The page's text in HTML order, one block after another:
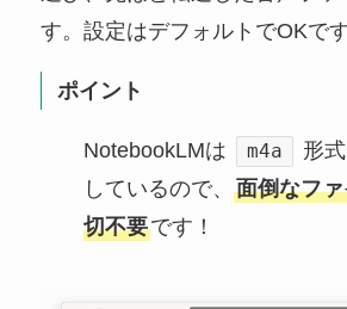
す。設定はデフォルトでOKです
ポイント
NotebookLMは m4a
形
しているので、 面倒なフ
切不要です！